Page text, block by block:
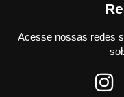
Acesse nossas redes